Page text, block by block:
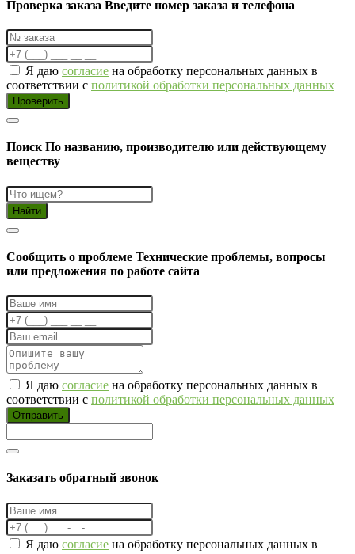
Проверка заказа Введите номер заказа и телефона
Я даю согласие на обработку персональных данных в
соответствии с политикой обработки персональных данных
Проверить
Поиск По названию, производителю или действующему
веществу
Найти
Cообщить о проблеме Технические проблемы, вопросы
или предложения по работе сайта
Я даю согласие на обработку персональных данных в
соответствии с политикой обработки персональных данных
Отправить
Заказать обратный звонок
Я даю согласие на обработку персональных данных в